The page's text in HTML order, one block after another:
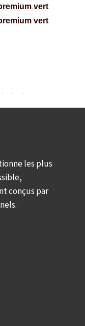
vert
vert
les plus
conçus par